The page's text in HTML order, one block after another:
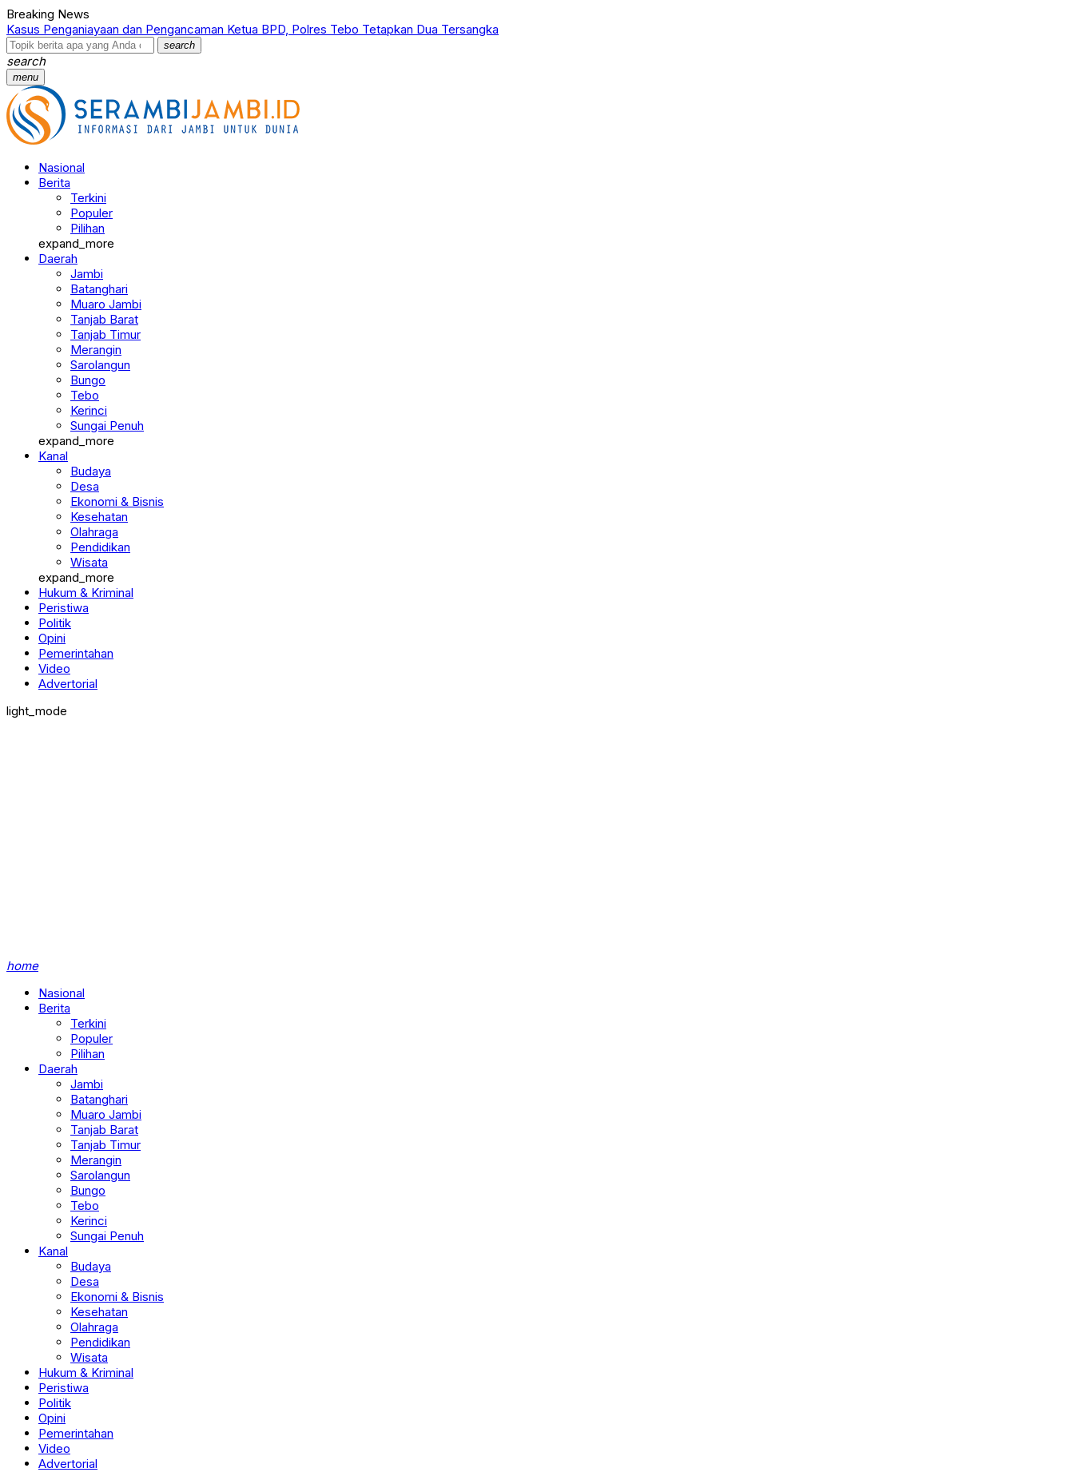
Breaking News
Kasus Penganiayaan dan Pengancaman Ketua BPD, Polres Tebo Tetapkan Dua Tersangka
search
search
menu
Nasional
Berita
Terkini
Populer
Pilihan
expand_more
Daerah
Jambi
Batanghari
Muaro Jambi
Tanjab Barat
Tanjab Timur
Merangin
Sarolangun
Bungo
Tebo
Kerinci
Sungai Penuh
expand_more
Kanal
Budaya
Desa
Ekonomi & Bisnis
Kesehatan
Olahraga
Pendidikan
Wisata
expand_more
Hukum & Kriminal
Peristiwa
Politik
Opini
Pemerintahan
Video
Advertorial
light_mode
home
Nasional
Berita
Terkini
Populer
Pilihan
Daerah
Jambi
Batanghari
Muaro Jambi
Tanjab Barat
Tanjab Timur
Merangin
Sarolangun
Bungo
Tebo
Kerinci
Sungai Penuh
Kanal
Budaya
Desa
Ekonomi & Bisnis
Kesehatan
Olahraga
Pendidikan
Wisata
Hukum & Kriminal
Peristiwa
Politik
Opini
Pemerintahan
Video
Advertorial